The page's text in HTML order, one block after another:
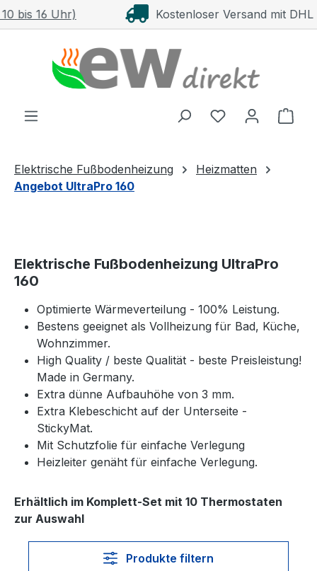
Zum Hauptinhalt springen
Kostenloser Versand mit DHL ab 100 €
Elektrische Fußbodenheizung
Heizmatten
Angebot UltraPro 160
Elektrische Fußbodenheizung UltraPro
160
Optimierte Wärmeverteilung - 100% Leistung.
Bestens geeignet als Vollheizung für Bad, Küche,
Wohnzimmer.
High Quality / beste Qualität - beste Preisleistung!
Made in Germany.
Extra dünne Aufbauhöhe von 3 mm.
Extra Klebeschicht auf der Unterseite -
StickyMat.
Mit Schutzfolie für einfache Verlegung
Heizleiter genäht für einfache Verlegung.
Erhältlich im Komplett-Set mit 10 Thermostaten
zur Auswahl
Produkte filtern